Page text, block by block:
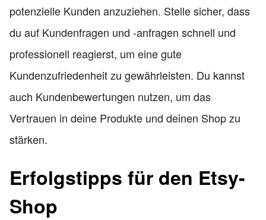
potenzielle Kunden anzuziehen. Stelle sicher, dass
du auf Kundenfragen und -anfragen schnell und
professionell reagierst, um eine gute
Kundenzufriedenheit zu gewährleisten. Du kannst
auch Kundenbewertungen nutzen, um das
Vertrauen in deine Produkte und deinen Shop zu
stärken.
Erfolgstipps für den Etsy-
Shop